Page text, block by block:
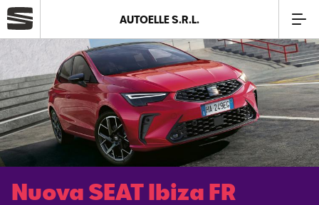
Azienda
Modelli
Offerte
Service
AUTOELLE S.R.L.
Nuova SEAT Ibiza FR